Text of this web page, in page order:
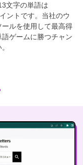
文字の単語は
ントです。当社のウ
ルを使用して最高得
ゲームに勝つチャン